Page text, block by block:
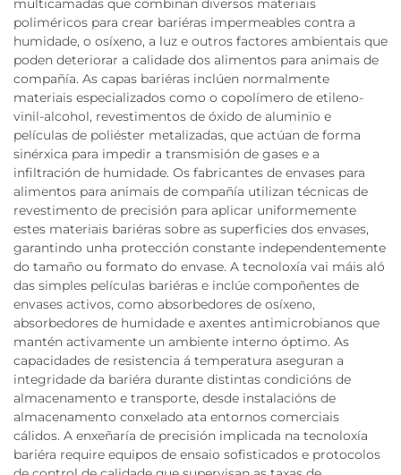
multicamadas que combinan diversos materiais
poliméricos para crear bariéras impermeables contra a
humidade, o osíxeno, a luz e outros factores ambientais que
poden deteriorar a calidade dos alimentos para animais de
compañía. As capas bariéras inclúen normalmente
materiais especializados como o copolímero de etileno-
vinil-alcohol, revestimentos de óxido de aluminio e
películas de poliéster metalizadas, que actúan de forma
sinérxica para impedir a transmisión de gases e a
infiltración de humidade. Os fabricantes de envases para
alimentos para animais de compañía utilizan técnicas de
revestimento de precisión para aplicar uniformemente
estes materiais bariéras sobre as superficies dos envases,
garantindo unha protección constante independentemente
do tamaño ou formato do envase. A tecnoloxía vai máis aló
das simples películas bariéras e inclúe compoñentes de
envases activos, como absorbedores de osíxeno,
absorbedores de humidade e axentes antimicrobianos que
mantén activamente un ambiente interno óptimo. As
capacidades de resistencia á temperatura aseguran a
integridade da bariéra durante distintas condicións de
almacenamento e transporte, desde instalacións de
almacenamento conxelado ata entornos comerciais
cálidos. A enxeñaría de precisión implicada na tecnoloxía
bariéra require equipos de ensaio sofisticados e protocolos